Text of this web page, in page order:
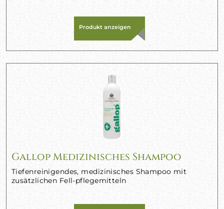
Produkt anzeigen
Gallop Medizinisches Shampoo
Tiefenreinigendes, medizinisches Shampoo mit
zusätzlichen Fell-pflegemitteln